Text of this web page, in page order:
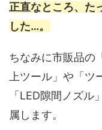
正直なところ、た
した…。
ちなみに市販品の
上ツール」や「
「LED隙間ノズ
属します。